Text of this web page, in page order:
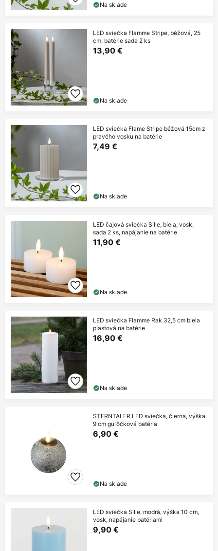
Na sklade
LED sviečka Flamme Stripe, béžová, 25
cm, batérie sada 2 ks
13,90 €
Na sklade
LED sviečka Flame Stripe béžová 15cm z
pravého vosku na batérie
7,49 €
Na sklade
LED čajová sviečka Sille, biela, vosk,
sada 2 ks, napájanie na batérie
11,90 €
Na sklade
LED sviečka Flamme Rak 32,5 cm biela
plastová na batérie
16,90 €
Na sklade
STERNTALER LED sviečka, čierna, výška
9 cm guľôčková batéria
6,90 €
Na sklade
LED sviečka Sille, modrá, výška 10 cm,
vosk, napájanie batériami
9,90 €